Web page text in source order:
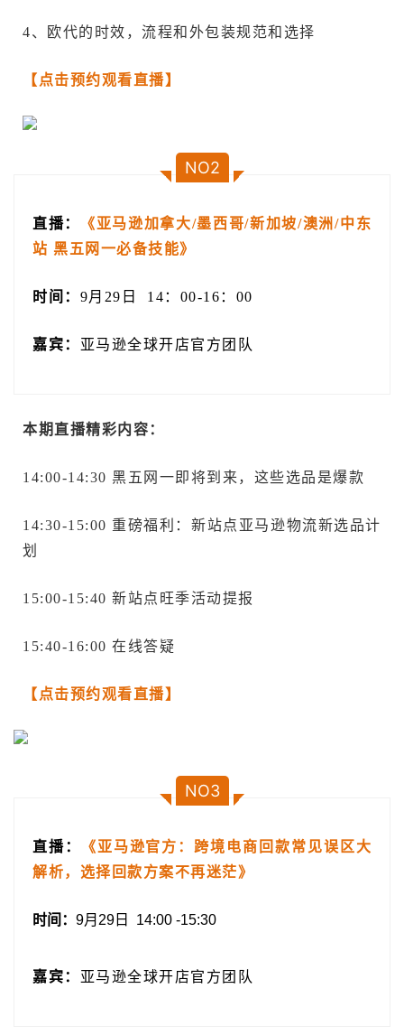
4、欧代的时效，流程和外包装规范和选择
【点击预约观看直播】
NO2
直播：
《亚马逊加拿大/墨西哥/新加坡/澳洲/中东
站 黑五网一必备技能》
时间： 9月29日 14：00-16：00
嘉宾： 亚马逊全球开店官方团队
本期直播精彩内容：
14:00-14:30 黑五网一即将到来，这些选品是爆款
14:30-15:00 重磅福利：新站点亚马逊物流新选品计
划
15:00-15:40 新站点旺季活动提报
15:40-16:00 在线答疑
【点击预约观看直播】
NO3
直播：
《亚马逊官方：跨境电商回款常见误区大
解析，选择回款方案不再迷茫》
时间： 9月29日 14:00 -15:30
嘉宾： 亚马逊全球开店官方团队